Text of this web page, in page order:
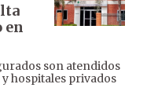
en
son atendidos
hospitales privados